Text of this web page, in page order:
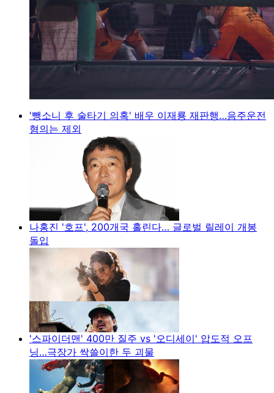
'뺑소니 후 술타기 의혹' 배우 이재룡 재판행…음주운전
혐의는 제외
나홍진 '호프', 200개국 홀린다… 글로벌 릴레이 개봉
돌입
'스파이더맨' 400만 질주 vs '오디세이' 압도적 오프
닝…극장가 싹쓸이한 두 괴물